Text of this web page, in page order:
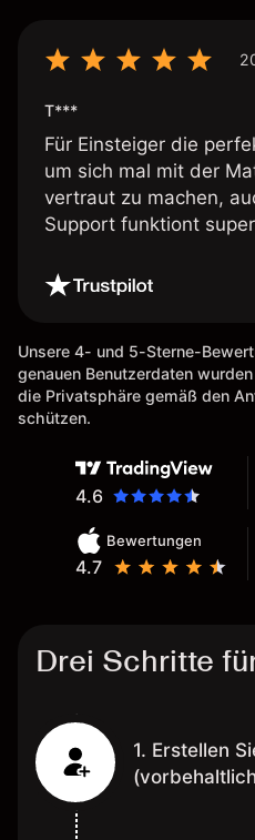
T***
Für Einsteiger die
um sich mal mit der
vertraut zu machen,
Support funktiont
Unsere 4- und 5-Sterne-
genauen Benutzerdaten
die Privatsphäre gemäß den
schützen.
4.6
Bewertungen
4.7
Drei Schritte
1. Erstellen